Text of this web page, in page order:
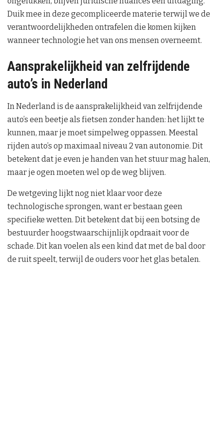
Duik mee in deze gecompliceerde materie terwijl we de
verantwoordelijkheden ontrafelen die komen kijken
wanneer technologie het van ons mensen overneemt.
Aansprakelijkheid van zelfrijdende
auto’s in Nederland
In Nederland is de aansprakelijkheid van zelfrijdende
auto’s een beetje als fietsen zonder handen: het lijkt te
kunnen, maar je moet simpelweg oppassen. Meestal
rijden auto’s op maximaal niveau 2 van autonomie. Dit
betekent dat je even je handen van het stuur mag halen,
maar je ogen moeten wel op de weg blijven.
De wetgeving lijkt nog niet klaar voor deze
technologische sprongen, want er bestaan geen
specifieke wetten. Dit betekent dat bij een botsing de
bestuurder hoogstwaarschijnlijk opdraait voor de
schade. Dit kan voelen als een kind dat met de bal door
de ruit speelt, terwijl de ouders voor het glas betalen.